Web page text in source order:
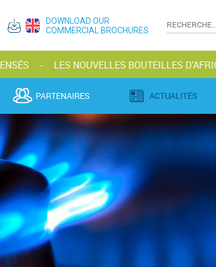
DOWNLOAD OUR
COMMERCIAL BROCHURES
LES NOUVELLES BOUTEILLES D’AFRIQUIA GAZ
PARTENAIRES ACTUALITÉS